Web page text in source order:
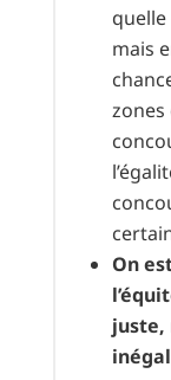
quelle
mais
On
juste,